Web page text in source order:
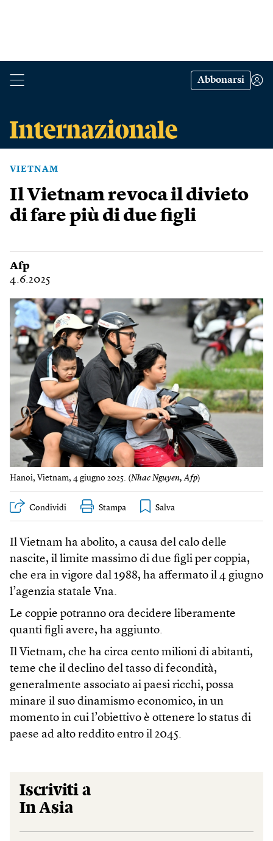
Abbonarsi
VIETNAM
Il Vietnam revoca il divieto
di fare più di due figli
Afp
4.6.2025
Hanoi, Vietnam, 4 giugno 2025. (Nhac Nguyen, Afp)
Condividi Stampa
Il Vietnam ha abolito, a causa del calo delle
nascite, il limite massimo di due figli per coppia,
che era in vigore dal 1988, ha affermato il 4 giugno
l’agenzia statale Vna.
Le coppie potranno ora decidere liberamente
quanti figli avere, ha aggiunto.
Il Vietnam, che ha circa cento milioni di abitanti,
teme che il declino del tasso di fecondità,
generalmente associato ai paesi ricchi, possa
minare il suo dinamismo economico, in un
momento in cui l’obiettivo è ottenere lo status di
paese ad alto reddito entro il 2045.
Iscriviti a
In Asia